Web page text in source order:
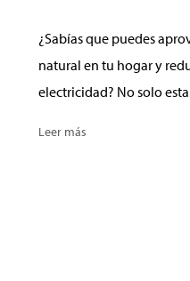
¿Sabías que puedes
natural en tu hogar y
electricidad? No solo
Leer más